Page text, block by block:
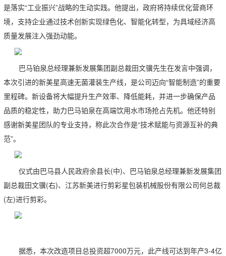
是落实“工业振兴”战略的生动实践。他提出，政府将持续优化营商环
境，支持企业通过技术创新实现绿色化、智能化转型，为具域经济高
质量发展注入强劲动能。
巴马铂泉总经理兼新发展集团副总裁田文骥先生在发言中强调，
本次引进的新美星高速无菌灌装生产线，是公司迈向“智能制造”的重要
里程碑。新设备将大幅提升生产效率、降低能耗，并进一步确保产品
品质的稳定性，助力巴马铂泉在高端饮用水市场抢占先机。他还特别
感谢新美星团队的专业支持，称此次合作是“技术赋能与资源互补的典
范”。
仪式由巴马县人民政府余县长(中)、巴马铂泉总经理兼新发展集团
副总裁田文骥(右)、江苏新美进行剪彩星包装机械股份有限公司何总裁
(左)进行剪彩。
据悉，本次改造项目总投资超7000万元，此产线可达到年产3-4亿